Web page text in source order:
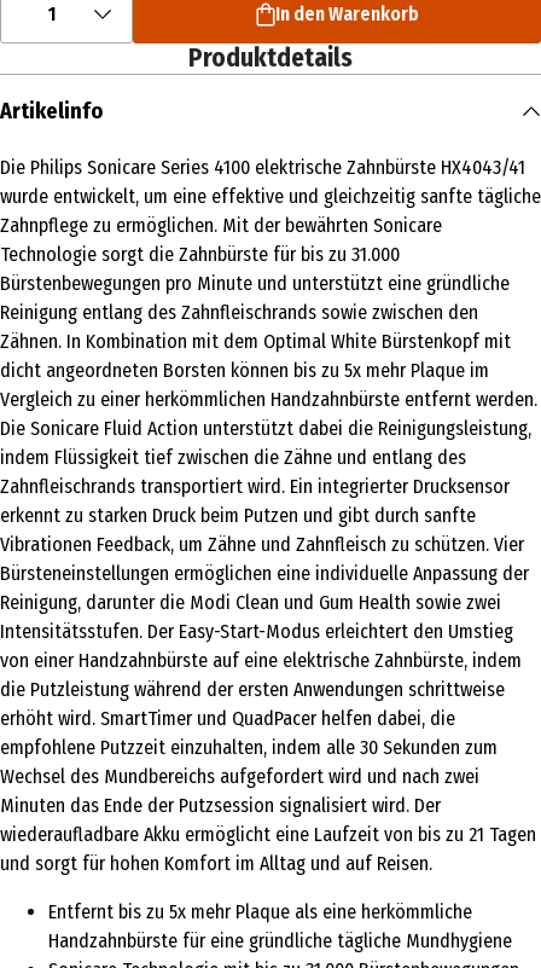
1 In den Warenkorb
Produktdetails
Artikelinfo
Die Philips Sonicare Series 4100 elektrische Zahnbürste HX4043/41
wurde entwickelt, um eine effektive und gleichzeitig sanfte tägliche
Zahnpflege zu ermöglichen. Mit der bewährten Sonicare
Technologie sorgt die Zahnbürste für bis zu 31.000
Bürstenbewegungen pro Minute und unterstützt eine gründliche
Reinigung entlang des Zahnfleischrands sowie zwischen den
Zähnen. In Kombination mit dem Optimal White Bürstenkopf mit
dicht angeordneten Borsten können bis zu 5x mehr Plaque im
Vergleich zu einer herkömmlichen Handzahnbürste entfernt werden.
Die Sonicare Fluid Action unterstützt dabei die Reinigungsleistung,
indem Flüssigkeit tief zwischen die Zähne und entlang des
Zahnfleischrands transportiert wird. Ein integrierter Drucksensor
erkennt zu starken Druck beim Putzen und gibt durch sanfte
Vibrationen Feedback, um Zähne und Zahnfleisch zu schützen. Vier
Bürsteneinstellungen ermöglichen eine individuelle Anpassung der
Reinigung, darunter die Modi Clean und Gum Health sowie zwei
Intensitätsstufen. Der Easy-Start-Modus erleichtert den Umstieg
von einer Handzahnbürste auf eine elektrische Zahnbürste, indem
die Putzleistung während der ersten Anwendungen schrittweise
erhöht wird. SmartTimer und QuadPacer helfen dabei, die
empfohlene Putzzeit einzuhalten, indem alle 30 Sekunden zum
Wechsel des Mundbereichs aufgefordert wird und nach zwei
Minuten das Ende der Putzsession signalisiert wird. Der
wiederaufladbare Akku ermöglicht eine Laufzeit von bis zu 21 Tagen
und sorgt für hohen Komfort im Alltag und auf Reisen.
Entfernt bis zu 5x mehr Plaque als eine herkömmliche
Handzahnbürste für eine gründliche tägliche Mundhygiene